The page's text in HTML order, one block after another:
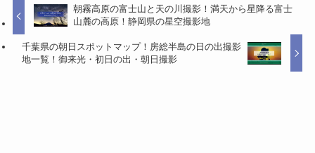
朝霧高原の富士山と天の川撮影！満天から星降る富士
山麓の高原！静岡県の星空撮影地
千葉県の朝日スポットマップ！房総半島の日の出撮影
地一覧！御来光・初日の出・朝日撮影